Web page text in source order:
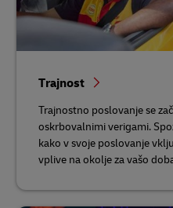
Trajnost
Trajnostno poslovanje se
oskrbovalnimi verigami.
kako v svoje poslovanje
vplive na okolje za vašo